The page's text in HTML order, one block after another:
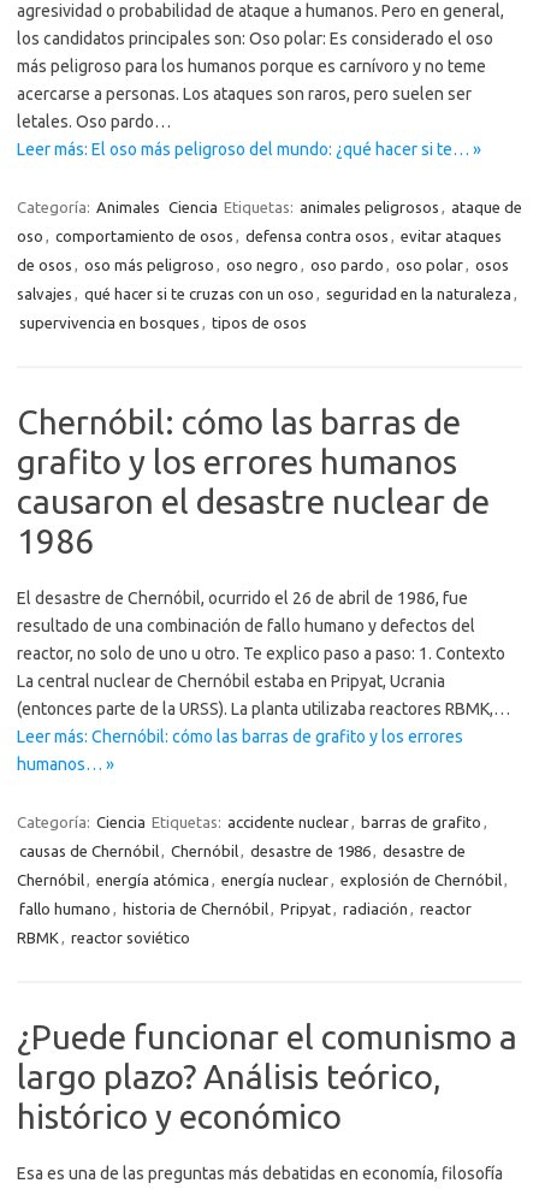
agresividad o probabilidad de ataque a humanos. Pero en general,
los candidatos principales son: Oso polar: Es considerado el oso
más peligroso para los humanos porque es carnívoro y no teme
acercarse a personas. Los ataques son raros, pero suelen ser
letales. Oso pardo…
Leer más: El oso más peligroso del mundo: ¿qué hacer si te… »
Categoría: Animales Ciencia Etiquetas: animales peligrosos , ataque de
oso , comportamiento de osos , defensa contra osos , evitar ataques
de osos , oso más peligroso , oso negro , oso pardo , oso polar, osos
salvajes , qué hacer si te cruzas con un oso , seguridad en la naturaleza ,
supervivencia en bosques , tipos de osos
Chernóbil: cómo las barras de
grafito y los errores humanos
causaron el desastre nuclear de
1986
El desastre de Chernóbil, ocurrido el 26 de abril de 1986, fue
resultado de una combinación de fallo humano y defectos del
reactor, no solo de uno u otro. Te explico paso a paso: 1. Contexto
La central nuclear de Chernóbil estaba en Pripyat, Ucrania
(entonces parte de la URSS). La planta utilizaba reactores RBMK,…
Leer más: Chernóbil: cómo las barras de grafito y los errores
humanos… »
Categoría: Ciencia Etiquetas: accidente nuclear, barras de grafito ,
causas de Chernóbil, Chernóbil, desastre de 1986, desastre de
Chernóbil, energía atómica , energía nuclear, explosión de Chernóbil,
fallo humano , historia de Chernóbil, Pripyat, radiación , reactor
RBMK , reactor soviético
¿Puede funcionar el comunismo a
largo plazo? Análisis teórico,
histórico y económico
Esa es una de las preguntas más debatidas en economía, filosofía